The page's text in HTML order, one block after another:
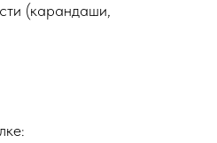
(карандаши,